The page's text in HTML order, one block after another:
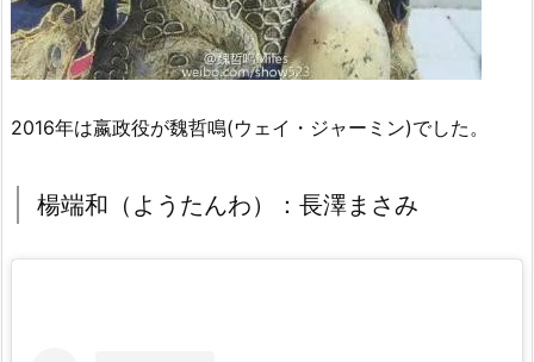
2016年は嬴政役が魏哲鳴(ウェイ・ジャーミン)でした。
楊端和（ようたんわ）：長澤まさみ